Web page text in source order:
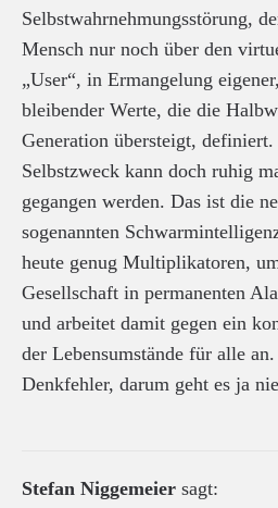
Selbstwahrnehmungsstörung,
Mensch nur noch über den
„User“, in Ermangelung
bleibender Werte, die die
Generation übersteigt,
Selbstzweck kann doch ruhig
gegangen werden. Das ist die
sogenannten
heute genug Multiplikatoren,
Gesellschaft in permanenten
und arbeitet damit gegen ein
der Lebensumstände für alle
Denkfehler, darum geht es ja
Stefan Niggemeier sagt: